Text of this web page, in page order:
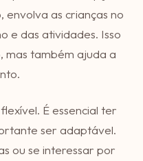
envolva as crianças no
e das atividades. Isso
mas também ajuda a
É essencial ter
ser adaptável.
ou se interessar por